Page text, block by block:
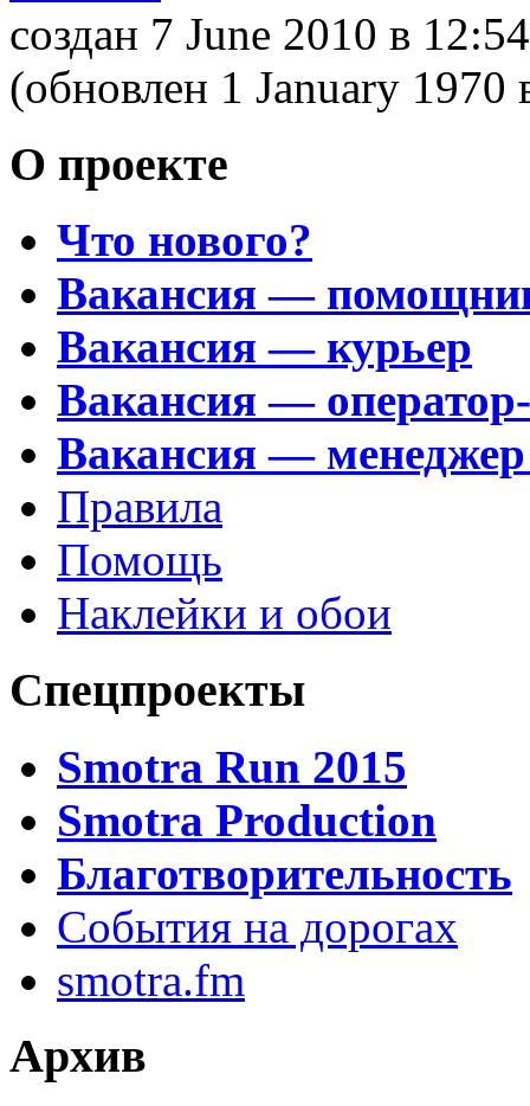
создан 7 June 2010 в 12:54
(обновлен 1 January 1970
О проекте
Что нового?
Вакансия —
Вакансия — курьер
Вакансия —
Вакансия —
Правила
Помощь
Наклейки и обои
Спецпроекты
Smotra Run 2015
Smotra Production
Благотворительность
События на дорогах
smotra.fm
Архив